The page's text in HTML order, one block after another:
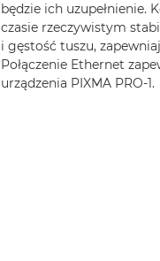
będzie ich uzupełnienie.
czasie rzeczywistym
i gęstość tuszu,
Połączenie Ethernet
urządzenia PIXMA PRO-1.